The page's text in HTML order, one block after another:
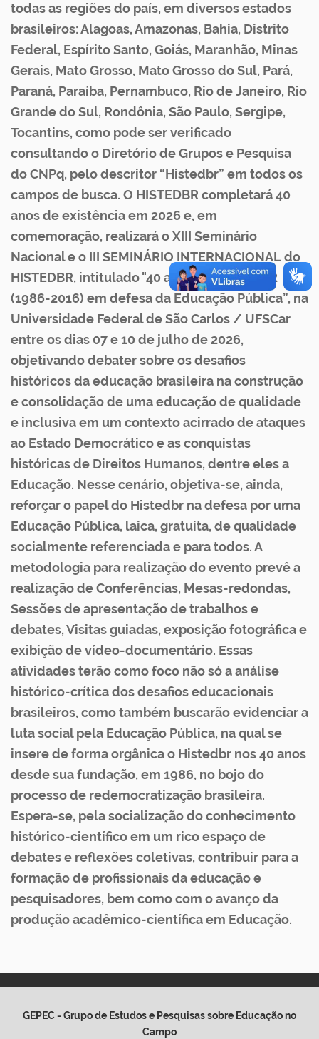
todas as regiões do país, em diversos estados
brasileiros: Alagoas, Amazonas, Bahia, Distrito
Federal, Espírito Santo, Goiás, Maranhão, Minas
Gerais, Mato Grosso, Mato Grosso do Sul, Pará,
Paraná, Paraíba, Pernambuco, Rio de Janeiro, Rio
Grande do Sul, Rondônia, São Paulo, Sergipe,
Tocantins, como pode ser verificado
consultando o Diretório de Grupos e Pesquisa
do CNPq, pelo descritor “Histedbr” em todos os
campos de busca. O HISTEDBR completará 40
anos de existência em 2026 e, em
comemoração, realizará o XIII Seminário
Nacional e o III SEMINÁRIO INTERNACIONAL do
HISTEDBR, intitulado "40 anos do HISTEDBR
(1986-2016) em defesa da Educação Pública”, na
Universidade Federal de São Carlos / UFSCar
entre os dias 07 e 10 de julho de 2026,
objetivando debater sobre os desafios
históricos da educação brasileira na construção
e consolidação de uma educação de qualidade
e inclusiva em um contexto acirrado de ataques
ao Estado Democrático e as conquistas
históricas de Direitos Humanos, dentre eles a
Educação. Nesse cenário, objetiva-se, ainda,
reforçar o papel do Histedbr na defesa por uma
Educação Pública, laica, gratuita, de qualidade
socialmente referenciada e para todos. A
metodologia para realização do evento prevê a
realização de Conferências, Mesas-redondas,
Sessões de apresentação de trabalhos e
debates, Visitas guiadas, exposição fotográfica e
exibição de vídeo-documentário. Essas
atividades terão como foco não só a análise
histórico-crítica dos desafios educacionais
brasileiros, como também buscarão evidenciar a
luta social pela Educação Pública, na qual se
insere de forma orgânica o Histedbr nos 40 anos
desde sua fundação, em 1986, no bojo do
processo de redemocratização brasileira.
Espera-se, pela socialização do conhecimento
histórico-científico em um rico espaço de
debates e reflexões coletivas, contribuir para a
formação de profissionais da educação e
pesquisadores, bem como com o avanço da
produção acadêmico-científica em Educação.
GEPEC - Grupo de Estudos e Pesquisas sobre Educação no
Campo